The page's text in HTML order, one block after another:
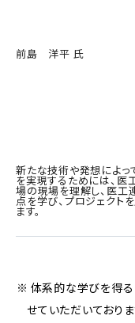
前島 洋平 氏
新たな技術や発想によ
を実現するためには、医
場の現場を理解し、医工
点を学び、プロジェクト
ます。
体系的な学びを得る
せていただいておりま